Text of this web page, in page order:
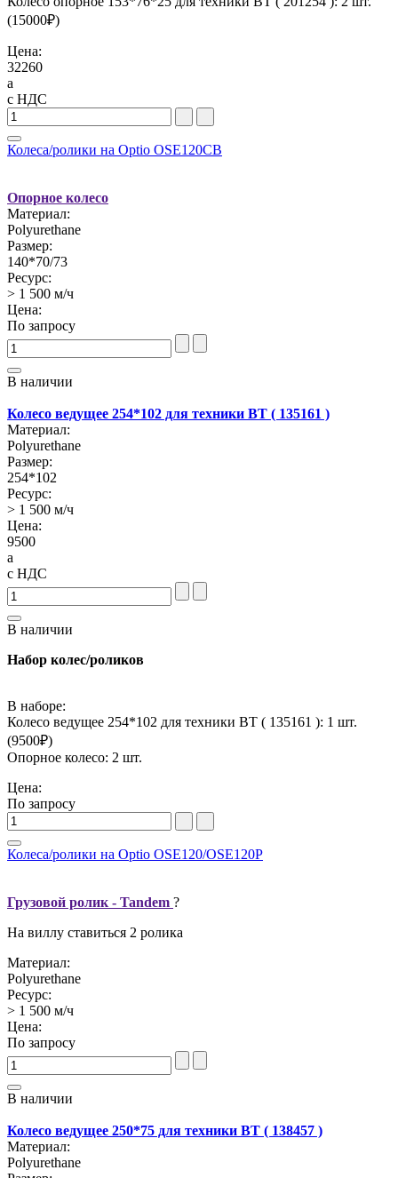
(15000₽)
Цена:
32260
a
с НДС
Колеса/ролики на Optio OSE120CB
Опорное колесо
Материал:
Polyurethane
Размер:
140*70/73
Ресурс:
> 1 500 м/ч
Цена:
По запросу
В наличии
Колесо ведущее 254*102 для техники BT ( 135161 )
Материал:
Polyurethane
Размер:
254*102
Ресурс:
> 1 500 м/ч
Цена:
9500
a
с НДС
В наличии
Набор колес/роликов
В наборе:
Колесо ведущее 254*102 для техники BT ( 135161 ): 1 шт.
(9500₽)
Опорное колесо: 2 шт.
Цена:
По запросу
Колеса/ролики на Optio OSE120/OSE120P
Грузовой ролик - Tandem ?
На виллу ставиться 2 ролика
Материал:
Polyurethane
Ресурс:
> 1 500 м/ч
Цена:
По запросу
В наличии
Колесо ведущее 250*75 для техники BT ( 138457 )
Материал:
Polyurethane